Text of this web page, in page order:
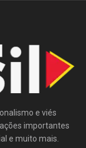
e viés
importantes
e muito mais.